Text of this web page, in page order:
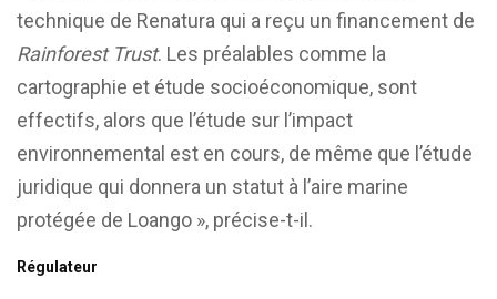
technique de Renatura qui a reçu un financement de
Rainforest Trust. Les préalables comme la
cartographie et étude socioéconomique, sont
effectifs, alors que l’étude sur l’impact
environnemental est en cours, de même que l’étude
juridique qui donnera un statut à l’aire marine
protégée de Loango », précise-t-il.
Régulateur